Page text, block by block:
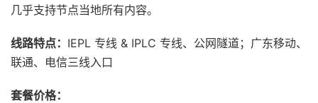
几乎支持节点当地所有内容。
线路特点： IEPL 专线 & IPLC 专线、公网隧道；广东移动、
联通、电信三线入口
套餐价格：